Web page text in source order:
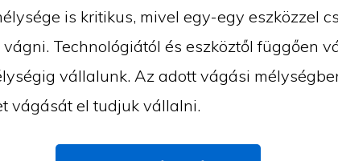
is kritikus, mivel egy-egy eszközzel
Technológiától és eszköztől függően
vállalunk. Az adott vágási
vágását el tudjuk vállalni.